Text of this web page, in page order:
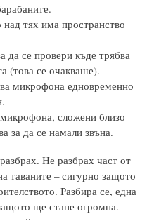
тях има пространство
да се провери къде трябва
(това се очакваше).
микрофона едновременно
сложени близо
за да се намали звъна.
Не разбрах част от
таваните – сигурно защото
Разбира се, една
ще стане огромна.